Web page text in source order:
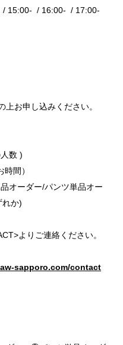
15:00- / 16:00- / 17:00-
上お申し込みください。
数 )
間）
オーダー/パンツ単品オー
れか)
よりご連絡ください。
sapporo.com/contact